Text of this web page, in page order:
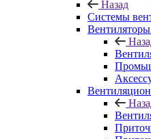
Назад
Системы
Вентиляторы